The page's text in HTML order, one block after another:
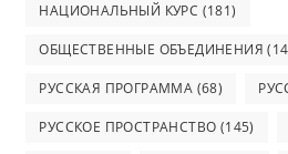
НАЦИОНАЛЬНЫЙ КУРС (181)
ОБЩЕСТВЕННЫЕ ОБЪЕДИНЕНИЯ
РУССКАЯ ПРОГРАММА (68)
РУССКОЕ ПРОСТРАНСТВО (145)